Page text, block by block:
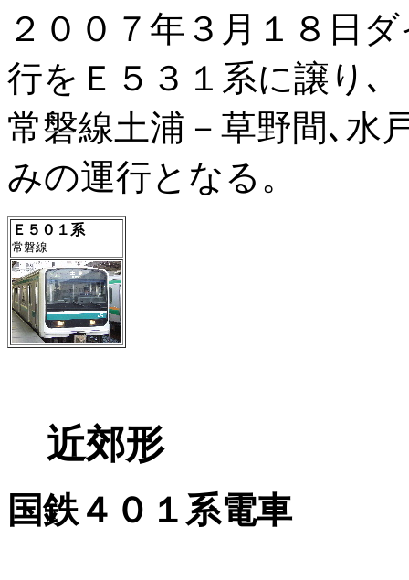
２００７年３月１８日
行をＥ５３１系に譲り､
常磐線土浦－草野間､水
みの運行となる。
Ｅ５０１系
常磐線
近郊形
国鉄４０１系電車